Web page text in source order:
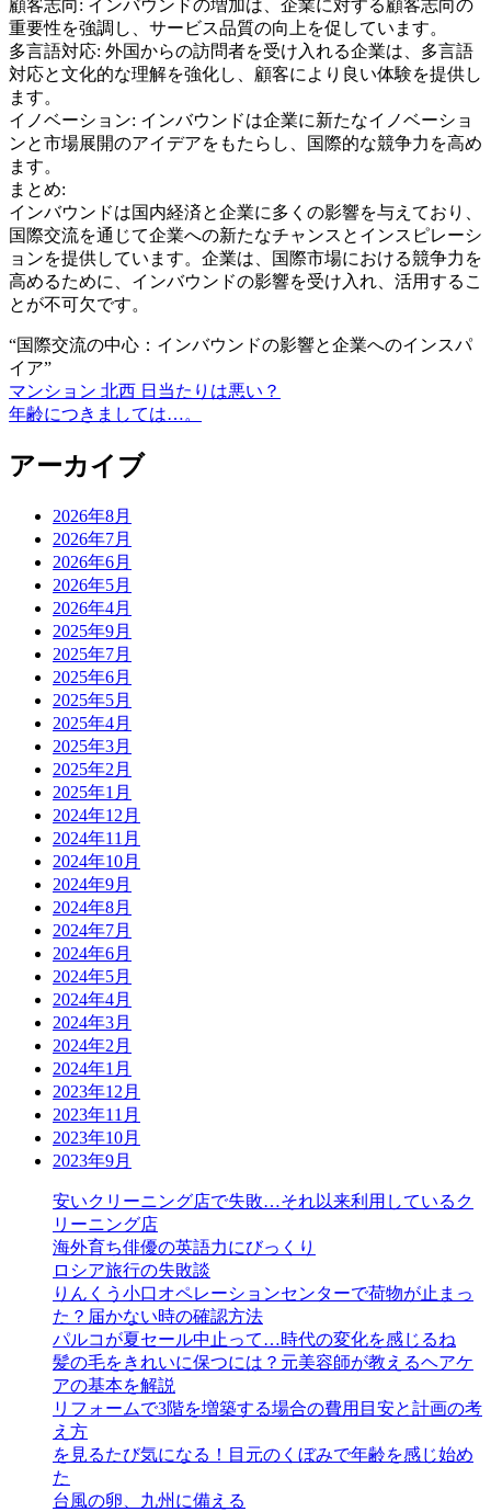
顧客志向: インバウンドの増加は、企業に対する顧客志向の
重要性を強調し、サービス品質の向上を促しています。
多言語対応: 外国からの訪問者を受け入れる企業は、多言語
対応と文化的な理解を強化し、顧客により良い体験を提供し
ます。
イノベーション: インバウンドは企業に新たなイノベーショ
ンと市場展開のアイデアをもたらし、国際的な競争力を高め
ます。
まとめ:
インバウンドは国内経済と企業に多くの影響を与えており、
国際交流を通じて企業への新たなチャンスとインスピレーシ
ョンを提供しています。企業は、国際市場における競争力を
高めるために、インバウンドの影響を受け入れ、活用するこ
とが不可欠です。
“国際交流の中心：インバウンドの影響と企業へのインスパ
イア”
投
稿
ナ
マンション 北西 日当たりは悪い？
年齢につきましては…。
アーカイブ
2026年8月
2026年7月
2026年6月
2026年5月
2026年4月
2025年9月
2025年7月
2025年6月
2025年5月
2025年4月
2025年3月
2025年2月
2025年1月
2024年12月
2024年11月
2024年10月
2024年9月
2024年8月
2024年7月
2024年6月
2024年5月
2024年4月
2024年3月
2024年2月
2024年1月
2023年12月
2023年11月
2023年10月
2023年9月
安いクリーニング店で失敗…それ以来利用しているク
リーニング店
海外育ち俳優の英語力にびっくり
ロシア旅行の失敗談
りんくう小口オペレーションセンターで荷物が止まっ
た？届かない時の確認方法
パルコが夏セール中止って…時代の変化を感じるね
髪の毛をきれいに保つには？元美容師が教えるヘアケ
アの基本を解説
リフォームで3階を増築する場合の費用目安と計画の考
え方
を見るたび気になる！目元のくぼみで年齢を感じ始め
た
台風の卵、九州に備える